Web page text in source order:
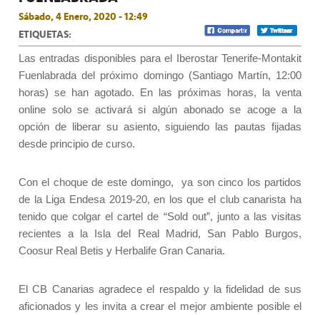
Sábado, 4 Enero, 2020 - 12:49
ETIQUETAS:
Las entradas disponibles para el Iberostar Tenerife-Montakit
Fuenlabrada del próximo domingo (Santiago Martín, 12:00
horas) se han agotado. En las próximas horas, la venta
online solo se activará si algún abonado se acoge a la
opción de liberar su asiento, siguiendo las pautas fijadas
desde principio de curso.
Con el choque de este domingo, ya son cinco los partidos
de la Liga Endesa 2019-20, en los que el club canarista ha
tenido que colgar el cartel de “Sold out”, junto a las visitas
recientes a la Isla del Real Madrid, San Pablo Burgos,
Coosur Real Betis y Herbalife Gran Canaria.
El CB Canarias agradece el respaldo y la fidelidad de sus
aficionados y les invita a crear el mejor ambiente posible el